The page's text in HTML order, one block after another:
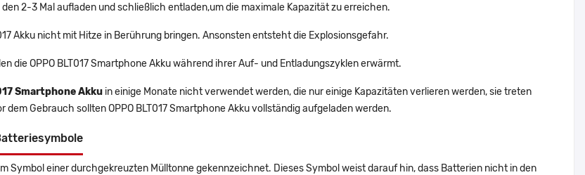
den 2-3 Mal aufladen und schließlich entladen,um die maximale Kapazität zu erreichen.
Akku nicht mit Hitze in Berührung bringen. Ansonsten entsteht die Explosionsgefahr.
die OPPO BLT017 Smartphone Akku während ihrer Auf- und Entladungszyklen erwärmt.
Smartphone Akku in einige Monate nicht verwendet werden, die nur einige Kapazitäten verlieren werden, sie treten
dem Gebrauch sollten OPPO BLT017 Smartphone Akku vollständig aufgeladen werden.
Symbol einer durchgekreuzten Mülltonne gekennzeichnet. Dieses Symbol weist darauf hin, dass Batterien nicht in den